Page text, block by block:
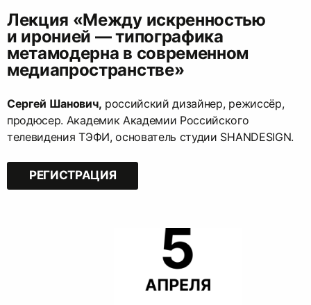
Лекция «Между искренностью
и иронией — типографика
метамодерна в современном
медиапространстве»
Сергей Шанович, российский дизайнер, режиссёр,
продюсер. Академик Академии Российского
телевидения ТЭФИ, основатель студии SHANDESIGN.
РЕГИСТРАЦИЯ